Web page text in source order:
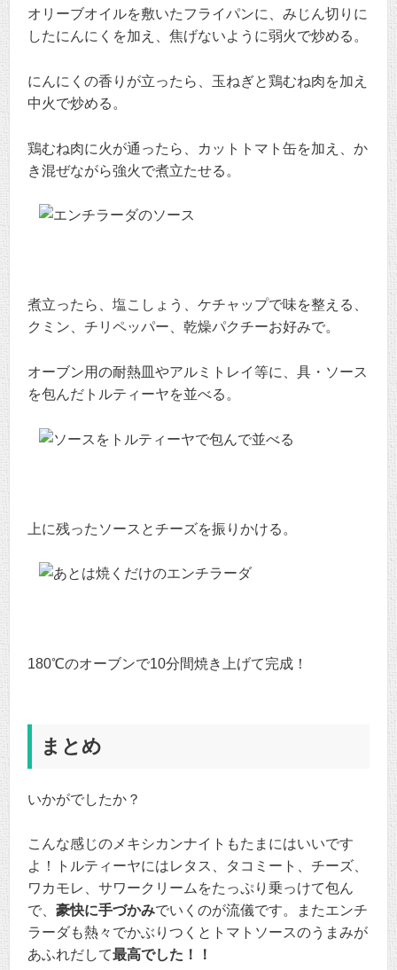
オリーブオイルを敷いたフライパンに、みじん切りに
したにんにくを加え、焦げないように弱火で炒める。
にんにくの香りが立ったら、玉ねぎと鶏むね肉を加え
中火で炒める。
鶏むね肉に火が通ったら、カットトマト缶を加え、か
き混ぜながら強火で煮立たせる。
煮立ったら、塩こしょう、ケチャップで味を整える、
クミン、チリペッパー、乾燥パクチーお好みで。
オーブン用の耐熱皿やアルミトレイ等に、具・ソース
を包んだトルティーヤを並べる。
上に残ったソースとチーズを振りかける。
180℃のオーブンで10分間焼き上げて完成！
まとめ
いかがでしたか？
こんな感じのメキシカンナイトもたまにはいいです
よ！トルティーヤにはレタス、タコミート、チーズ、
ワカモレ、サワークリームをたっぷり乗っけて包ん
で、 豪快に手づかみでいくのが流儀です。またエンチ
ラーダも熱々でかぶりつくとトマトソースのうまみが
あふれだして最高でした！！